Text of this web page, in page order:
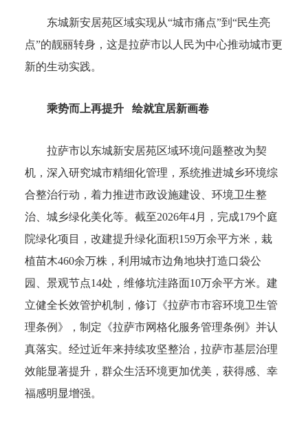
东城新安居苑区域实现从“城市痛点”到“民生亮
点”的靓丽转身，这是拉萨市以人民为中心推动城市更
新的生动实践。
乘势而上再提升 绘就宜居新画卷
拉萨市以东城新安居苑区域环境问题整改为契
机，深入研究城市精细化管理，系统推进城乡环境综
合整治行动，着力推进市政设施建设、环境卫生整
治、城乡绿化美化等。截至2026年4月，完成179个庭
院绿化项目，改建提升绿化面积159万余平方米，栽
植苗木460余万株，利用城市边角地块打造口袋公
园、景观节点14处，维修坑洼路面10万余平方米。建
立健全长效管护机制，修订《拉萨市市容环境卫生管
理条例》，制定《拉萨市网格化服务管理条例》并认
真落实。经过近年来持续攻坚整治，拉萨市基层治理
效能显著提升，群众生活环境更加优美，获得感、幸
福感明显增强。